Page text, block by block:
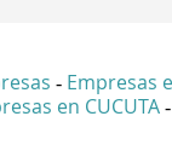
- Empresas
en CUCUTA -